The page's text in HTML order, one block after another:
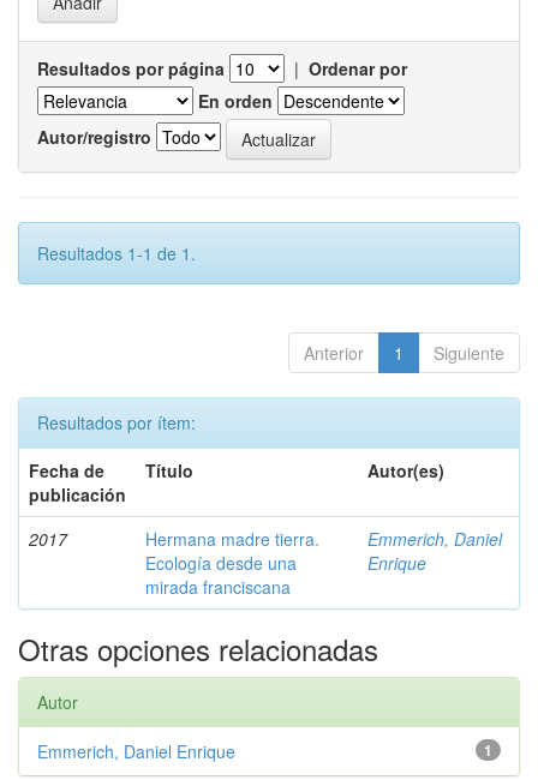
Resultados por página | Ordenar por
En orden
Autor/registro
Resultados 1-1 de 1.
Anterior 1 Siguiente
Resultados por ítem:
Fecha de
publicación
Título Autor(es)
2017
Hermana madre tierra.
Ecología desde una
mirada franciscana
Emmerich, Daniel
Enrique
Otras opciones relacionadas
Autor
1
Emmerich, Daniel Enrique